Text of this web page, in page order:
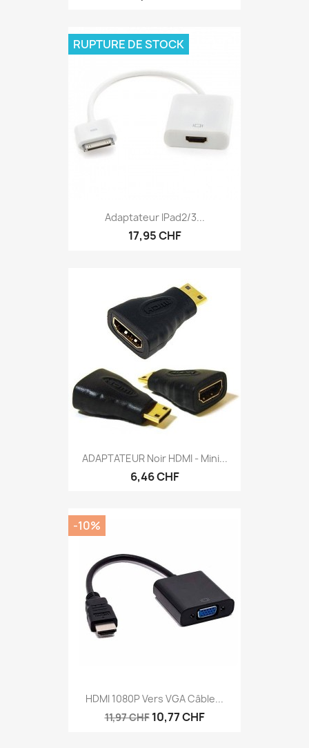
Adaptateur IPad2/3...
17,95 CHF
RUPTURE DE STOCK
ADAPTATEUR Noir HDMI - Mini...
6,46 CHF
HDMI 1080P Vers VGA Câble...
11,97 CHF 10,77 CHF
-10%